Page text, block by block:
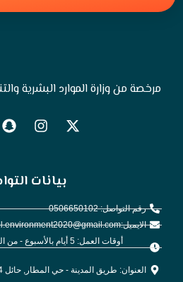
مرخصة من وزارة الموارد البشرية
بيانات
رقم التواصل: 0506650102
الايميل:hail.environment2020@gmail.com
أوقات العمل: 5 أيام
العنوان: طريق المدينة - حي المطار, حائل 84004